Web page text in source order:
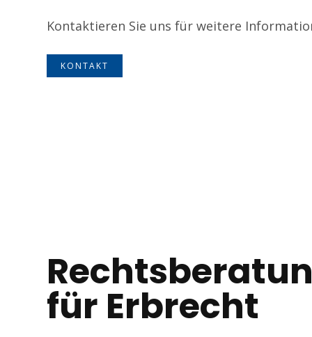
Kontaktieren Sie uns für weitere
KONTAKT
für Erbrecht